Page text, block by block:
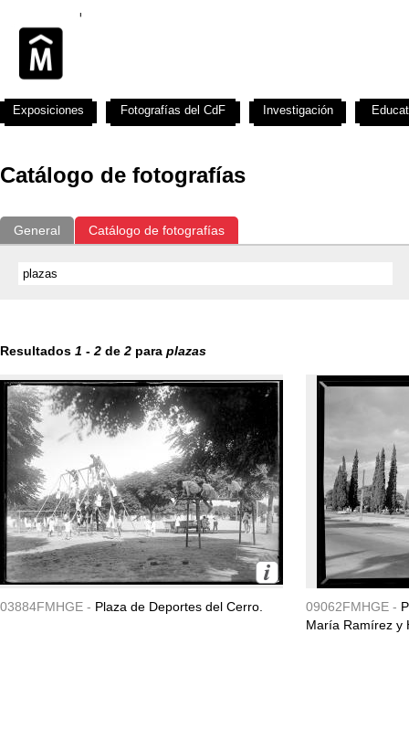
Catálogo de fotografías
General Catálogo de fotografías
Resultados 1 - 2 de 2 para plazas
03884FMHGE - Plaza de Deportes del Cerro. 09062FMHGE -
María Ramírez y
Exposiciones Fotografías del CdF Investigación